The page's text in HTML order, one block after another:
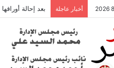
أخبار عاجلة بعد إحالة